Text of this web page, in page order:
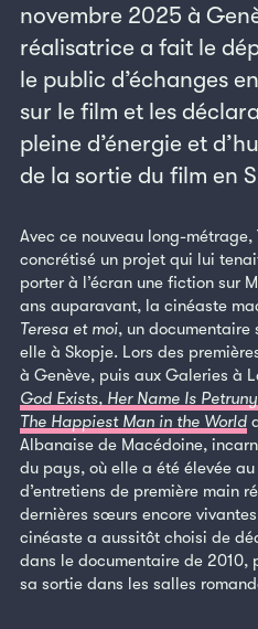
novembre 2025 à
réalisatrice a fait le
le public d’échanges
sur le film et les
pleine d’énergie et
de la sortie du film en
Avec ce nouveau long-
concrétisé un projet qui lui
porter à l’écran une fiction sur
ans auparavant, la cinéaste
Teresa et moi, un documentaire
elle à Skopje. Lors des
à Genève, puis aux Galeries à
God Exists, Her Name Is
The Happiest Man in the World
Albanaise de Macédoine,
du pays, où elle a été élevée
d’entretiens de première main
dernières sœurs encore
cinéaste a aussitôt choisi de
dans le documentaire de 2010,
sa sortie dans les salles